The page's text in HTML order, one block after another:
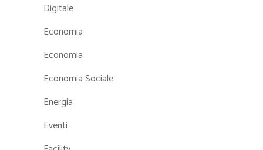
Digitale
Economia
Economia
Economia Sociale
Energia
Eventi